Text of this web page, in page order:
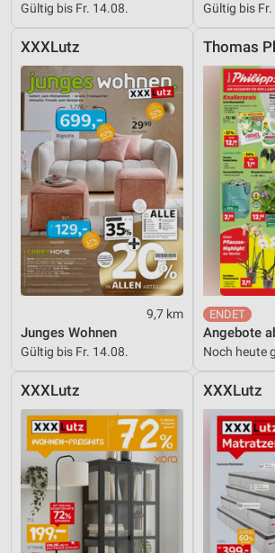
Gültig bis Fr. 14.08. Gültig bis
XXXLutz
9,7 km
Junges Wohnen
Gültig bis Fr. 14.08.
Thomas
Angebote
Noch heute
XXXLutz XXXLutz